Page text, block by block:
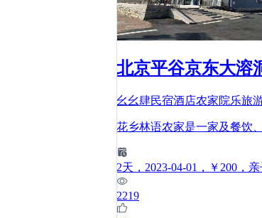
北京平谷京东大溶
幺幺肆民宿酒店农家院乐旅
花乡林语农家是一家及餐饮
2天 ，2023-04-01 ，￥200 ，
2219